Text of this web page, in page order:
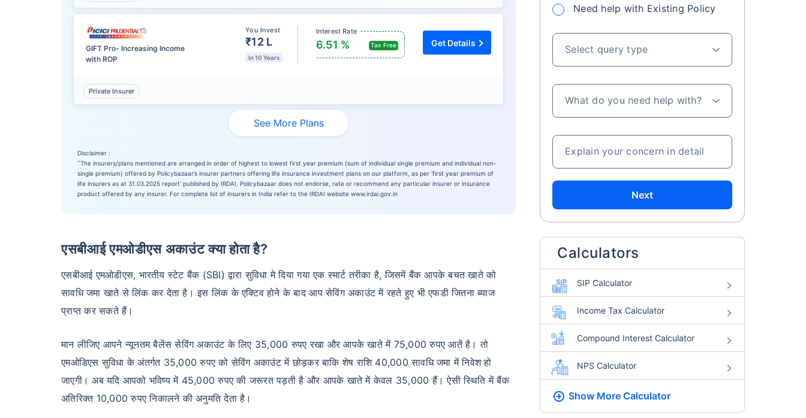
GIFT Pro- Increasing Income
with ROP
You Invest
₹12 L
In 10 Years
Interest Rate
Tax Free
6.51 % Get Details
Private Insurer
See More Plans
Disclaimer :
˜The insurers/plans mentioned are arranged in order of highest to lowest first year premium (sum of individual single premium and individual non-
single premium) offered by Policybazaar’s insurer partners offering life insurance investment plans on our platform, as per ‘first year premium of
life insurers as at 31.03.2025 report’ published by IRDAI. Policybazaar does not endorse, rate or recommend any particular insurer or insurance
product offered by any insurer. For complete list of insurers in India refer to the IRDAI website www.irdai.gov.in
एसबीआई एमओडीएस अकाउंट क्या होता है?
एसबीआई एमओडीएस, भारतीय स्टेट बैंक (SBI) द्वारा सुविधा मे दिया गया एक स्मार्ट तरीका है, जिसमें बैंक आपके बचत खाते को
सावधि जमा खाते से लिंक कर देता है। इस लिंक के एक्टिव होने के बाद आप सेविंग अकाउंट में रहते हुए भी एफडी जितना ब्याज
प्राप्त कर सकते हैं।
मान लीजिए आपने न्यूनतम बैलेंस सेविंग अकाउंट के लिए 35,000 रुपए रखा और आपके खाते में 75,000 रुपए आतें है। तो
एमओडिएस सुविधा के अंतर्गत 35,000 रुपए को सेविंग अकाउंट में छोड़कर बाकि शेष राशि 40,000 सावधि जमा में निवेश हो
जाएगी। अब यदि आपको भविष्य में 45,000 रुपए की जरूरत पड़ती है और आपके खाते में केवल 35,000 हैं। ऐसी स्थिति में बैंक
अतिरिक्त 10,000 रुपए निकालने की अनुमति देता है।
Need help with Existing Policy
Select query type
What do you need help with?
Explain your concern in detail
Next
Calculators
SIP Calculator
Income Tax Calculator
Compound Interest Calculator
NPS Calculator
Show More Calculator